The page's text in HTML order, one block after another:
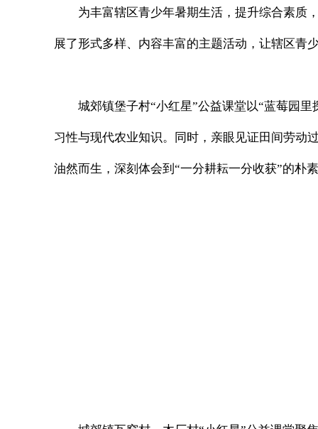
为丰富辖区青少年暑期生活，提升综合素质
展了形式多样、内容丰富的主题活动，让辖区青
城郊镇堡子村“小红星”公益课堂以“蓝莓园
习性与现代农业知识。同时，亲眼见证田间劳动
油然而生，深刻体会到“一分耕耘一分收获”的朴